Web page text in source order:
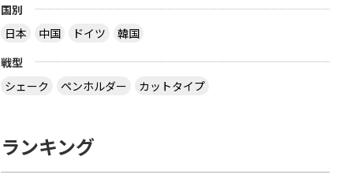
国別
日本
中国 ドイツ
韓国
戦型
シェーク
ペンホルダー カットタイプ
ランキング